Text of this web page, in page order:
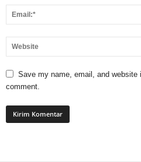
Save my name, email, and website
comment.